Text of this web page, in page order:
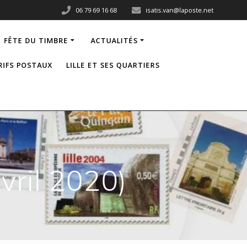
06 79 69 16 68 isatis.van@laposte.net
FÊTE DU TIMBRE ACTUALITÉS
POSTAUX LILLE ET SES QUARTIERS
2020)